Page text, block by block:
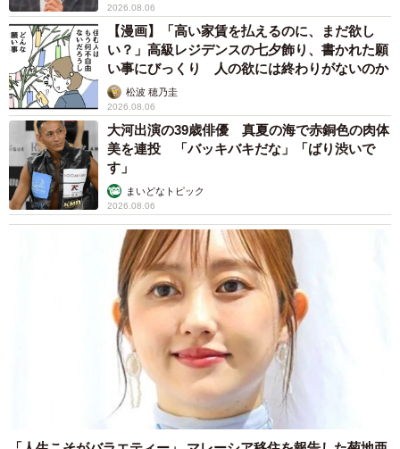
2026.08.06
【漫画】「高い家賃を払えるのに、まだ欲し
い？」高級レジデンスの七夕飾り、書かれた願
い事にびっくり 人の欲には終わりがないのか
松波 穂乃圭
2026.08.06
大河出演の39歳俳優 真夏の海で赤銅色の肉体
美を連投 「バッキバキだな」「ばり渋いで
す」
まいどなトピック
2026.08.06